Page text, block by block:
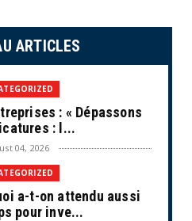
ARTICLES
: « Dépassons
: l...
04, 2026
a-t-on attendu aussi
pour inve...